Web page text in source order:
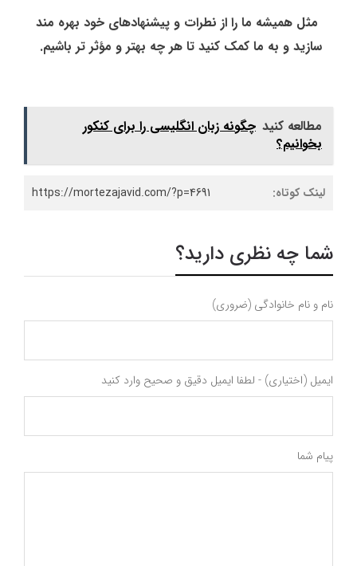
مثل همیشه ما را از نطرات و پیشنهادهای خود بهره مند
سازید و به ما کمک کنید تا هر چه بهتر و مؤثر تر باشیم.
مطالعه کنید چگونه زبان انگلیسی را برای کنکور
بخوانیم؟
لینک کوتاه: https://mortezajavid.com/?p=4691
شما چه نظری دارید؟
نام و نام خانوادگی (ضروری)
ایمیل (اختیاری) - لطفا ایمیل دقیق و صحیح وارد کنید
پیام شما